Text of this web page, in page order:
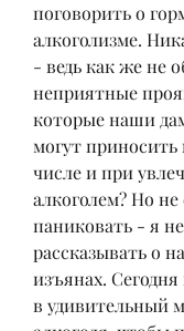
поговорить о
алкоголизме.
- ведь как же не
неприятные
которые наши
могут
числе и при
алкоголем? Но не
паниковать - я
рассказывать о
изъянах.
в удивительный